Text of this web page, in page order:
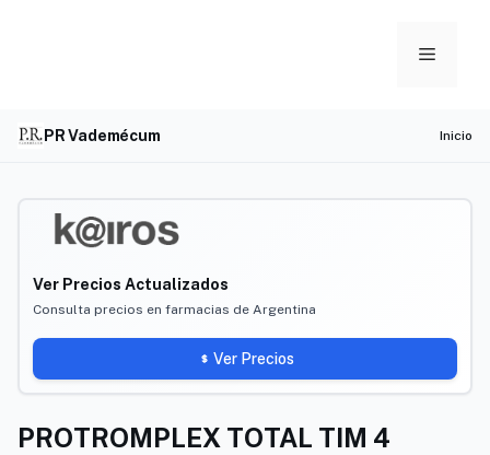
Menu
PR Vademécum Inicio
Ver Precios Actualizados
Consulta precios en farmacias de Argentina
Ver Precios
PROTROMPLEX TOTAL TIM 4